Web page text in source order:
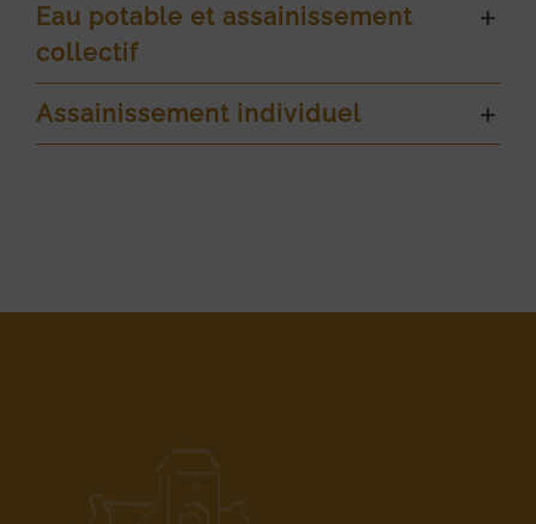
Eau potable et assainissement
collectif
Assainissement individuel